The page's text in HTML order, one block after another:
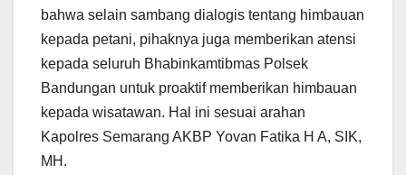
bahwa selain sambang dialogis tentang himbauan
kepada petani, pihaknya juga memberikan atensi
kepada seluruh Bhabinkamtibmas Polsek
Bandungan untuk proaktif memberikan himbauan
kepada wisatawan. Hal ini sesuai arahan
Kapolres Semarang AKBP Yovan Fatika H A, SIK,
MH.